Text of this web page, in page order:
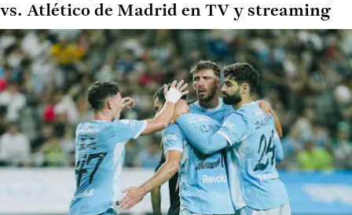
vs. Atlético de Madrid en TV y streaming